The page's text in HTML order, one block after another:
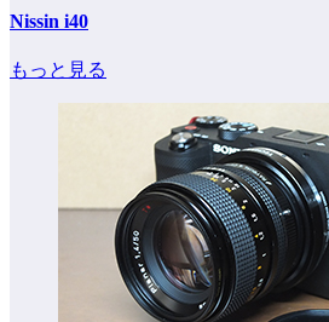
Nissin i40
もっと見る